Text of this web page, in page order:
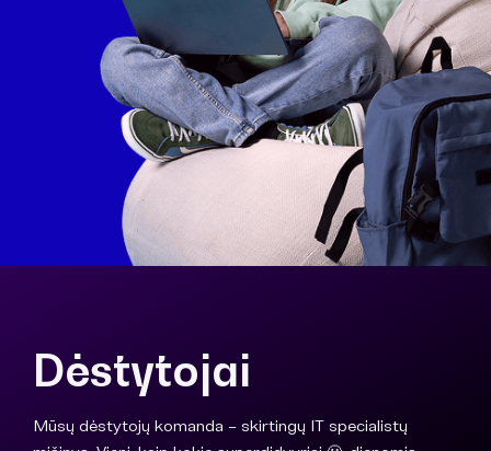
Dėstytojai
Mūsų dėstytojų komanda – skirtingų IT specialistų